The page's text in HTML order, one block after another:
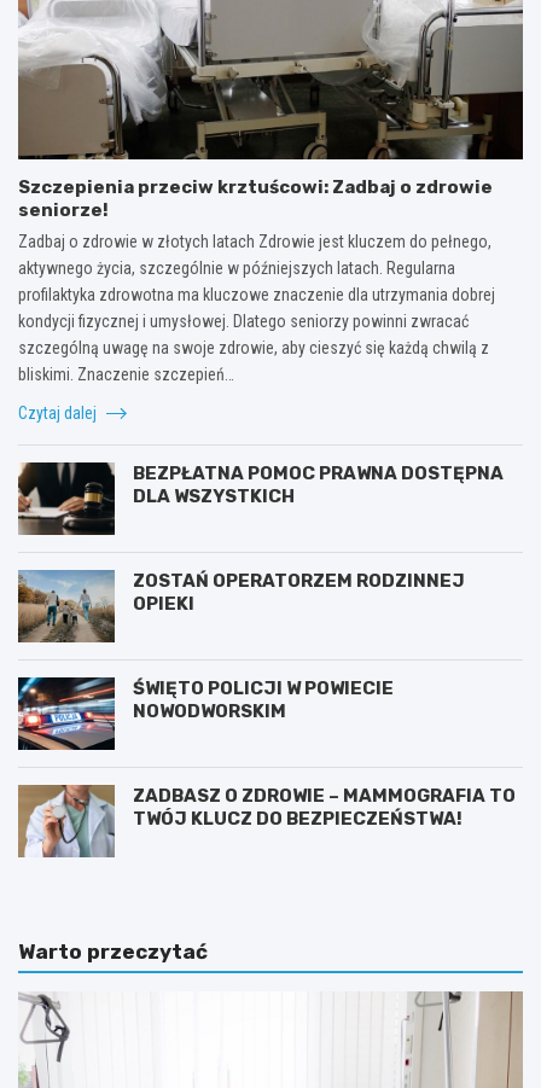
Szczepienia przeciw krztuścowi: Zadbaj o zdrowie
seniorze!
Zadbaj o zdrowie w złotych latach Zdrowie jest kluczem do pełnego,
aktywnego życia, szczególnie w późniejszych latach. Regularna
profilaktyka zdrowotna ma kluczowe znaczenie dla utrzymania dobrej
kondycji fizycznej i umysłowej. Dlatego seniorzy powinni zwracać
szczególną uwagę na swoje zdrowie, aby cieszyć się każdą chwilą z
bliskimi. Znaczenie szczepień…
Czytaj dalej
BEZPŁATNA POMOC PRAWNA DOSTĘPNA
DLA WSZYSTKICH
ZOSTAŃ OPERATORZEM RODZINNEJ
OPIEKI
ŚWIĘTO POLICJI W POWIECIE
NOWODWORSKIM
ZADBASZ O ZDROWIE – MAMMOGRAFIA TO
TWÓJ KLUCZ DO BEZPIECZEŃSTWA!
Warto przeczytać